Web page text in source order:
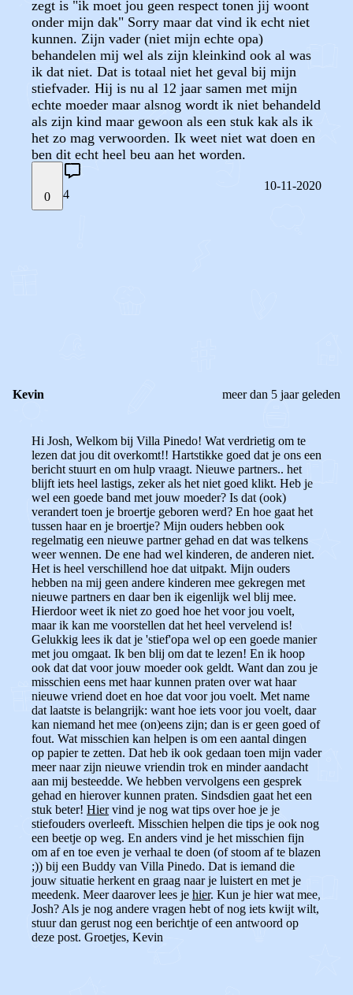
zegt is "ik moet jou geen respect tonen jij woont
onder mijn dak" Sorry maar dat vind ik echt niet
kunnen. Zijn vader (niet mijn echte opa)
behandelen mij wel als zijn kleinkind ook al was
ik dat niet. Dat is totaal niet het geval bij mijn
stiefvader. Hij is nu al 12 jaar samen met mijn
echte moeder maar alsnog wordt ik niet behandeld
als zijn kind maar gewoon als een stuk kak als ik
het zo mag verwoorden. Ik weet niet wat doen en
ben dit echt heel beu aan het worden.
0 4
10-11-2020
Kevin meer dan 5 jaar geleden
Hi Josh, Welkom bij Villa Pinedo! Wat verdrietig om te
lezen dat jou dit overkomt!! Hartstikke goed dat je ons een
bericht stuurt en om hulp vraagt. Nieuwe partners.. het
blijft iets heel lastigs, zeker als het niet goed klikt. Heb je
wel een goede band met jouw moeder? Is dat (ook)
verandert toen je broertje geboren werd? En hoe gaat het
tussen haar en je broertje? Mijn ouders hebben ook
regelmatig een nieuwe partner gehad en dat was telkens
weer wennen. De ene had wel kinderen, de anderen niet.
Het is heel verschillend hoe dat uitpakt. Mijn ouders
hebben na mij geen andere kinderen mee gekregen met
nieuwe partners en daar ben ik eigenlijk wel blij mee.
Hierdoor weet ik niet zo goed hoe het voor jou voelt,
maar ik kan me voorstellen dat het heel vervelend is!
Gelukkig lees ik dat je 'stief'opa wel op een goede manier
met jou omgaat. Ik ben blij om dat te lezen! En ik hoop
ook dat dat voor jouw moeder ook geldt. Want dan zou je
misschien eens met haar kunnen praten over wat haar
nieuwe vriend doet en hoe dat voor jou voelt. Met name
dat laatste is belangrijk: want hoe iets voor jou voelt, daar
kan niemand het mee (on)eens zijn; dan is er geen goed of
fout. Wat misschien kan helpen is om een aantal dingen
op papier te zetten. Dat heb ik ook gedaan toen mijn vader
meer naar zijn nieuwe vriendin trok en minder aandacht
aan mij besteedde. We hebben vervolgens een gesprek
gehad en hierover kunnen praten. Sindsdien gaat het een
stuk beter! Hiervind je nog wat tips over hoe je je
stiefouders overleeft. Misschien helpen die tips je ook nog
een beetje op weg. En anders vind je het misschien fijn
om af en toe even je verhaal te doen (of stoom af te blazen
;)) bij een Buddy van Villa Pinedo. Dat is iemand die
jouw situatie herkent en graag naar je luistert en met je
meedenk. Meer daarover lees je hier. Kun je hier wat mee,
Josh? Als je nog andere vragen hebt of nog iets kwijt wilt,
stuur dan gerust nog een berichtje of een antwoord op
deze post. Groetjes, Kevin